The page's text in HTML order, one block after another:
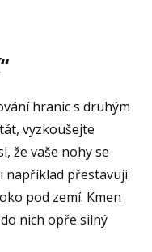
hranic s druhým
vyzkoušejte
že vaše nohy se
například přestavuji
pod zemí. Kmen
nich opře silný